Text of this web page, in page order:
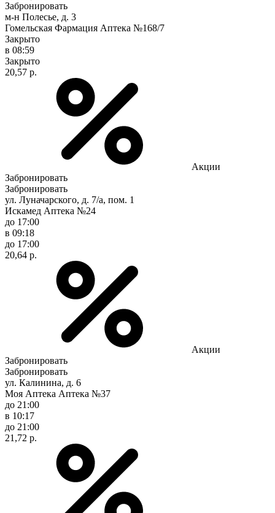
Забронировать
м-н Полесье, д. 3
Гомельская Фармация Аптека №168/7
Закрыто
в 08:59
Закрыто
20,57 р.
Акции
Забронировать
Забронировать
ул. Луначарского, д. 7/а, пом. 1
Искамед Аптека №24
до 17:00
в 09:18
до 17:00
20,64 р.
Акции
Забронировать
Забронировать
ул. Калинина, д. 6
Моя Аптека Аптека №37
до 21:00
в 10:17
до 21:00
21,72 р.